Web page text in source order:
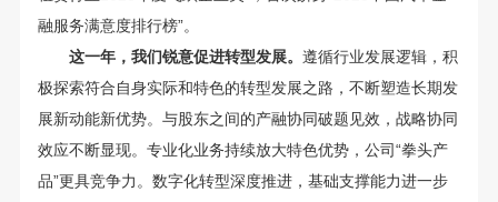
融服务满意度排行榜”。
这一年，我们锐意促进转型发展。遵循行业发展逻辑，积
极探索符合自身实际和特色的转型发展之路，不断塑造长期发
展新动能新优势。与股东之间的产融协同破题见效，战略协同
效应不断显现。专业化业务持续放大特色优势，公司“拳头产
品”更具竞争力。数字化转型深度推进，基础支撑能力进一步